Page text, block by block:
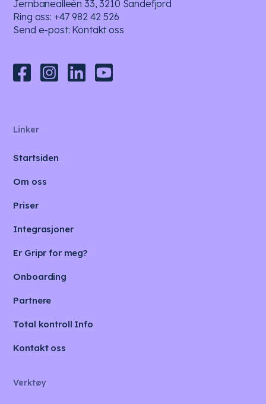
Jernbanealleén 33, 3210 Sandefjord
Ring oss: +47 982 42 526
Send e-post: Kontakt oss
Linker
Startsiden
Om oss
Priser
Integrasjoner
Er Gripr for meg?
Onboarding
Partnere
Total kontroll Info
Kontakt oss
Verktøy